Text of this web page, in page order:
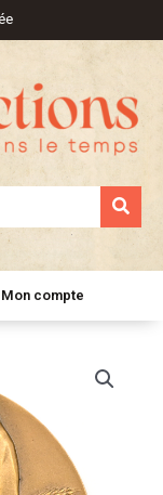
Mon compte